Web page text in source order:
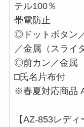
テル100％
帯電防止
◎ドットボタン
／金属（スライ
◎前カン／金属
□氏名片布付
※春夏対応商品
【AZ-853レデ